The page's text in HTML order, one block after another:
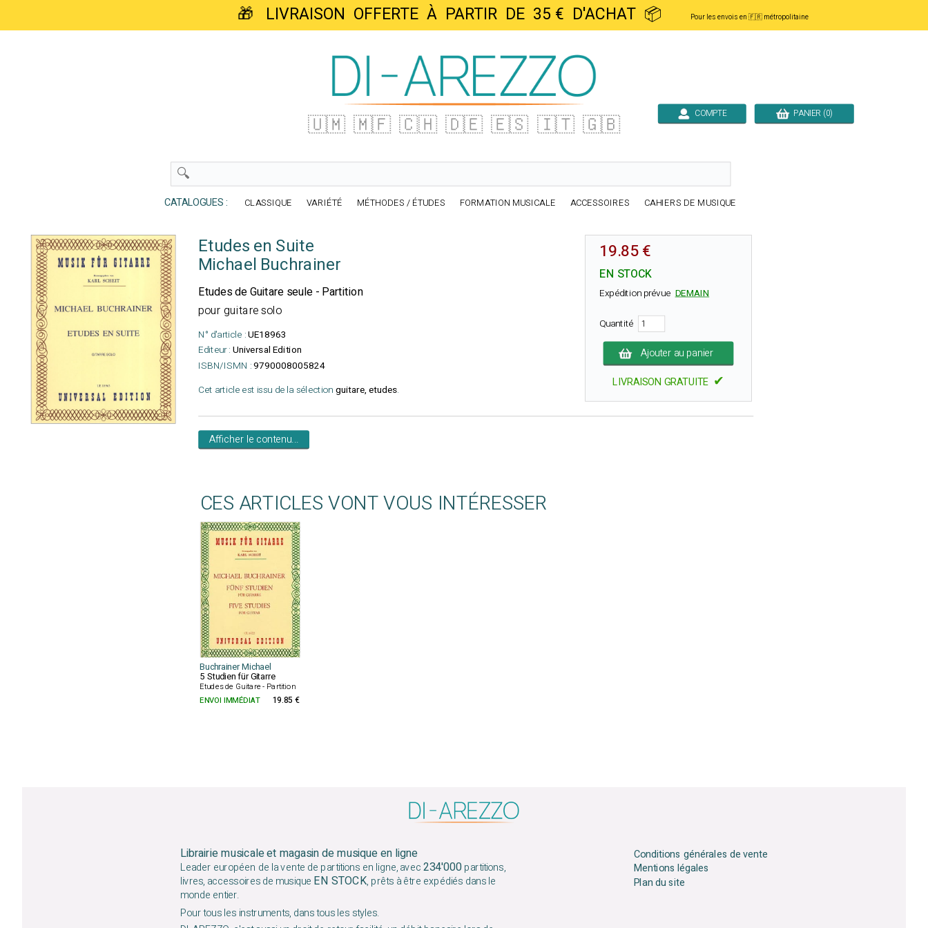
🎁 LIVRAISON OFFERTE À PARTIR DE 35 € D'ACHAT 📦 Pour les envois en 🇫🇷 métropolitaine
🇺🇲 🇲🇫 🇨🇭 🇩🇪 🇪🇸 🇮🇹 🇬🇧 COMPTE PANIER (0)
CATALOGUES : CLASSIQUE VARIÉTÉ MÉTHODES / ÉTUDES FORMATION MUSICALE ACCESSOIRES CAHIERS DE MUSIQUE
Etudes en Suite
Michael Buchrainer
Etudes de Guitare seule - Partition
pour guitare solo
N° d'article :UE18963
Editeur : Universal Edition
ISBN/ISMN :9790008005824
Cet article est issu de la sélection guitare, etudes.
19.85 €
EN STOCK
Expédition prévueDEMAIN
Quantité
Ajouter au panier
LIVRAISON GRATUITE ✔
Afficher le contenu...
CES ARTICLES VONT VOUS INTÉRESSER
Buchrainer Michael
5 Studien für Gitarre
Etudes de Guitare - Partition
ENVOI IMMÉDIAT 19.85 €
Librairie musicale et magasin de musique en ligne
Leader européen de la vente de partitions en ligne, avec234'000partitions,
livres, accessoires de musique EN STOCK, prêts à être expédiés dans le
monde entier.
Pour tous les instruments, dans tous les styles.
Conditions générales de vente
Mentions légales
Plan du site